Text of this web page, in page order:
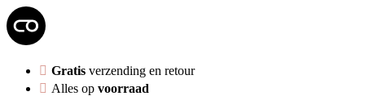
Gratis verzending en retour
Alles op voorraad